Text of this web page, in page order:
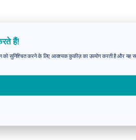
हैं!
को सुनिश्चित करने के लिए आवश्यक कुकीज़ का उपयोग करती है और यह